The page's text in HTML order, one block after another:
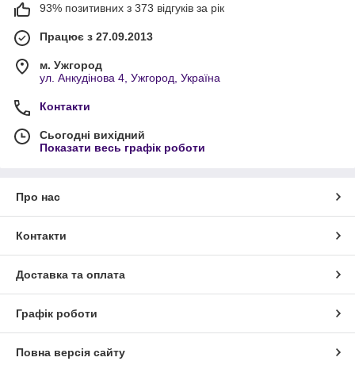
93% позитивних з 373 відгуків за рік
Працює з 27.09.2013
м. Ужгород
ул. Анкудінова 4, Ужгород, Україна
Контакти
Сьогодні вихідний
Показати весь графік роботи
Про нас
Контакти
Доставка та оплата
Графік роботи
Повна версія сайту